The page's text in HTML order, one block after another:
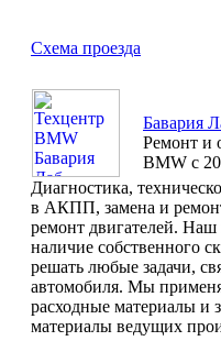
Схема проезда
Бавария
Ремонт и
BMW с
Диагностика,
в АКПП, замена и
ремонт двигателей.
наличие собственного
решать любые задачи,
автомобиля. Мы
расходные материалы и
материалы ведущих